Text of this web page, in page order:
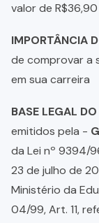
valor de R$36,90
IMPORTÂNCIA
de comprovar a
em sua carreira
BASE LEGAL
emitidos pela -
da Lei nº 9394/
23 de julho de
Ministério da
04/99, Art. 11,